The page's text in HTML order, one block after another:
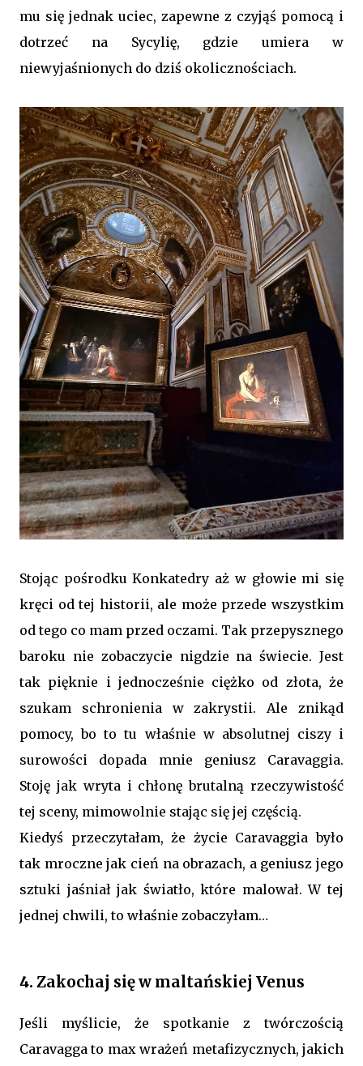
mu się jednak uciec, zapewne z czyjąś pomocą i
dotrzeć na Sycylię, gdzie umiera w
niewyjaśnionych do dziś okolicznościach.
Stojąc pośrodku Konkatedry aż w głowie mi się
kręci od tej historii, ale może przede wszystkim
od tego co mam przed oczami. Tak przepysznego
baroku nie zobaczycie nigdzie na świecie. Jest
tak pięknie i jednocześnie ciężko od złota, że
szukam schronienia w zakrystii. Ale znikąd
pomocy, bo to tu właśnie w absolutnej ciszy i
surowości dopada mnie geniusz Caravaggia.
Stoję jak wryta i chłonę brutalną rzeczywistość
tej sceny, mimowolnie stając się jej częścią.
Kiedyś przeczytałam, że życie Caravaggia było
tak mroczne jak cień na obrazach, a geniusz jego
sztuki jaśniał jak światło, które malował. W tej
jednej chwili, to właśnie zobaczyłam…
4. Zakochaj się w maltańskiej Venus
Jeśli myślicie, że spotkanie z twórczością
Caravagga to max wrażeń metafizycznych, jakich